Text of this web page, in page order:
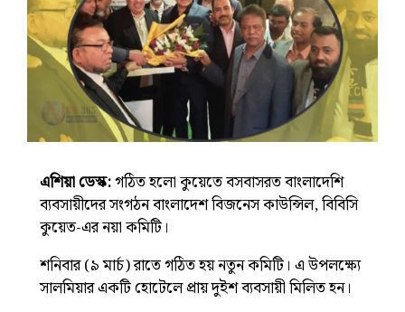
এশিয়া ডেস্ক:গঠিত হলো কুয়েতে বসবাসরত বাংলাদেশি
ব্যবসায়ীদের সংগঠন বাংলাদেশ বিজনেস কাউন্সিল, বিবিসি
কুয়েত-এর নয়া কমিটি।
শনিবার (৯ মার্চ) রাতে গঠিত হয় নতুন কমিটি। এ উপলক্ষ্যে
সালমিয়ার একটি হোটেলে প্রায় দুইশ ব্যবসায়ী মিলিত হন।